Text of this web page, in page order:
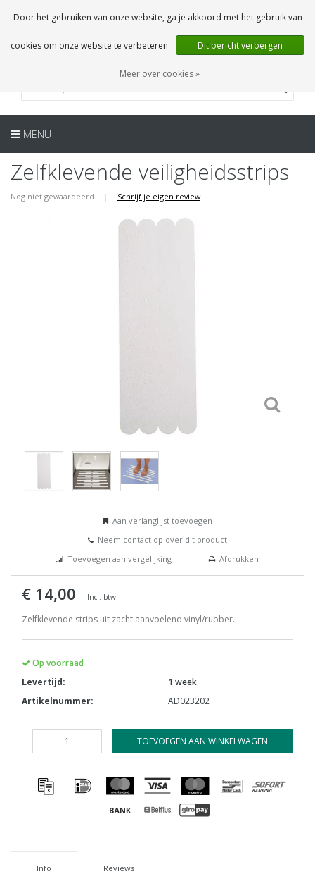
0 Artikelen
NL
MENU
Zelfklevende veiligheidsstrips
Nog niet gewaardeerd | Schrijf je eigen review
Aan verlanglijst toevoegen
Neem contact op over dit product
Toevoegen aan vergelijking
Afdrukken
€ 14,00 Incl. btw
Zelfklevende strips uit zacht aanvoelend vinyl/rubber.
Op voorraad
Levertijd:
1 week
Artikelnummer:
AD023202
TOEVOEGEN AAN WINKELWAGEN
Info Reviews
Door het gebruiken van onze website, ga je akkoord met het gebruik van
cookies om onze website te verbeteren. Dit bericht verbergen
Meer over cookies »